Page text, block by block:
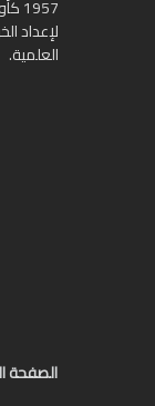
لإعداد
العلمية.
الصفحة